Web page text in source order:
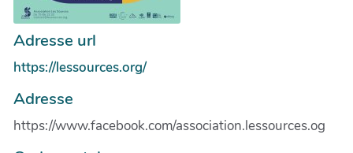
Adresse url
https://lessources.org/
Adresse
https://www.facebook.com/association.lessources.og